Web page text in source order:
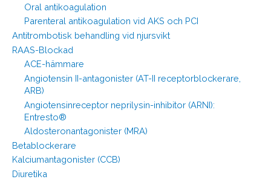
Oral antikoagulation
Parenteral antikoagulation vid AKS och PCI
Antitrombotisk behandling vid njursvikt
RAAS-Blockad
ACE-hämmare
Angiotensin II-antagonister (AT-II receptorblockerare,
ARB)
Angiotensinreceptor neprilysin-inhibitor (ARNI):
Entresto®
Aldosteronantagonister (MRA)
Betablockerare
Kalciumantagonister (CCB)
Diuretika